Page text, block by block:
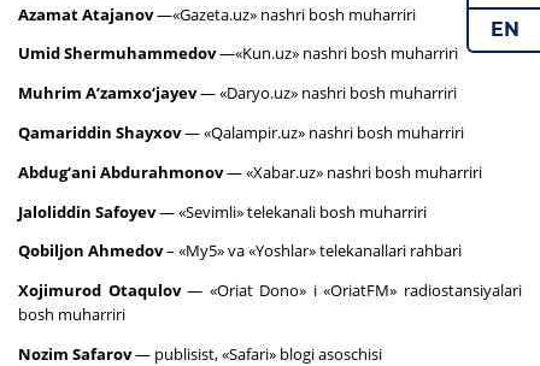
Azamat Atajanov—«Gazeta.uz» nashri bosh muharriri
Umid Shermuhammedov—«Kun.uz» nashri bosh muharriri
Muhrim A’zamxo‘jayev— «Daryo.uz» nashri bosh muharriri
Qamariddin Shayxov— «Qalampir.uz» nashri bosh muharriri
Abdug‘ani Abdurahmonov— «Xabar.uz» nashri bosh muharriri
Jaloliddin Safoyev— «Sevimli» telekanali bosh muharriri
Qobiljon Ahmedov– «My5» va «Yoshlar» telekanallari rahbari
Xojimurod Otaqulov— «Oriat Dono» i «OriatFM» radiostansiyalari
bosh muharriri
Nozim Safarov— publisist, «Safari» blogi asoschisi
EN